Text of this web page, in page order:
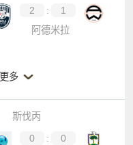
2 :
1
阿德米拉
更多
斯伐丙
0 :
0